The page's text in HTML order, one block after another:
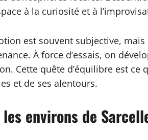
à la curiosité et à
est souvent subjective,
À force d’essais, on
Cette quête d’équilibre est
et de ses alentours.
environs de